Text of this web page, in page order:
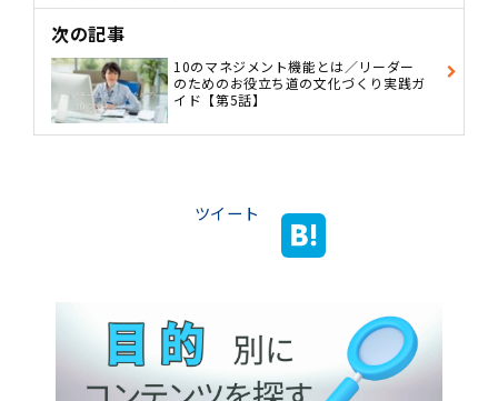
次の記事
10のマネジメント機能とは／リーダー
のためのお役立ち道の文化づくり実践ガ
イド【第5話】
ツイート